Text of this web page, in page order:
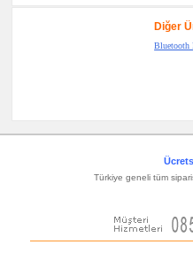
Diğer
Bluetooth
Türkiye geneli tüm